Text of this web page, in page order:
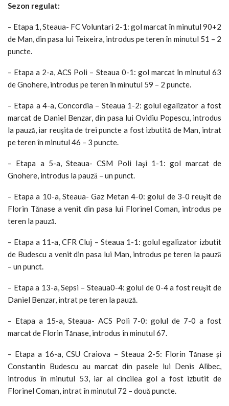
Sezon regulat:
– Etapa 1, Steaua- FC Voluntari 2-1: gol marcat în minutul 90+2
de Man, din pasa lui Teixeira, introdus pe teren în minutul 51 – 2
puncte.
– Etapa a 2-a, ACS Poli – Steaua 0-1: gol marcat în minutul 63
de Gnohere, introdus pe teren în minutul 59 – 2 puncte.
– Etapa a 4-a, Concordia – Steaua 1-2: golul egalizator a fost
marcat de Daniel Benzar, din pasa lui Ovidiu Popescu, introdus
la pauză, iar reuşita de trei puncte a fost izbutită de Man, intrat
pe teren în minutul 46 – 3 puncte.
– Etapa a 5-a, Steaua- CSM Poli Iaşi 1-1: gol marcat de
Gnohere, introdus la pauză – un punct.
– Etapa a 10-a, Steaua- Gaz Metan 4-0: golul de 3-0 reuşit de
Florin Tănase a venit din pasa lui Florinel Coman, introdus pe
teren la pauză.
– Etapa a 11-a, CFR Cluj – Steaua 1-1: golul egalizator izbutit
de Budescu a venit din pasa lui Man, introdus pe teren la pauză
– un punct.
– Etapa a 13-a, Sepsi – Steaua0-4: golul de 0-4 a fost reuşit de
Daniel Benzar, intrat pe teren la pauză.
– Etapa a 15-a, Steaua- ACS Poli 7-0: golul de 7-0 a fost
marcat de Florin Tănase, introdus în minutul 67.
– Etapa a 16-a, CSU Craiova – Steaua 2-5: Florin Tănase şi
Constantin Budescu au marcat din pasele lui Denis Alibec,
introdus în minutul 53, iar al cincilea gol a fost izbutit de
Florinel Coman, intrat în minutul 72 – două puncte.